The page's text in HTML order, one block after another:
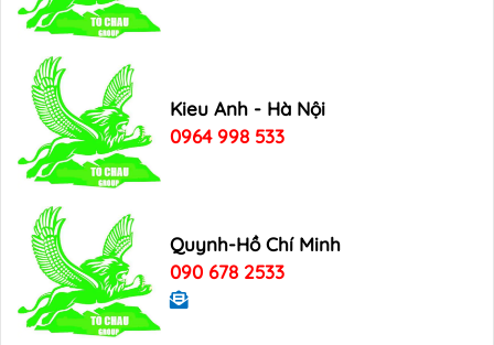
Kieu Anh - Hà Nội
0964 998 533
Quynh-Hồ Chí Minh
090 678 2533